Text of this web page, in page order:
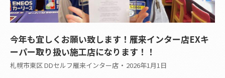
今年も宜しくお願い致します！雁来インター店EXキ
ーパー取り扱い施工店になります！！
札幌市東区 DDセルフ雁来インター店 2026年1月1日